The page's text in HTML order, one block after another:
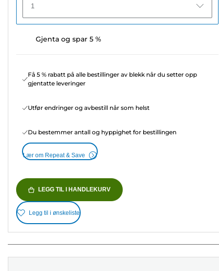
1
Gjenta og spar 5 %
Få 5 % rabatt på alle bestillinger av blekk når du setter opp
gjentatte leveringer
Utfør endringer og avbestill når som helst
Du bestemmer antall og hyppighet for bestillingen
Lær om Repeat & Save
LEGG TIL I HANDLEKURV
Legg til i ønskeliste